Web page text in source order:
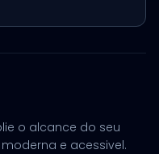
o alcance do seu
e acessivel.